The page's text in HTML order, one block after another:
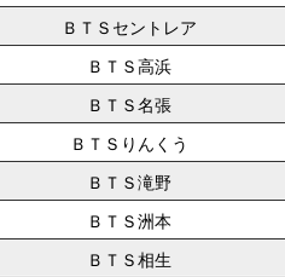
ＢＴＳセントレア
ＢＴＳ高浜
ＢＴＳ名張
ＢＴＳりんくう
ＢＴＳ滝野
ＢＴＳ洲本
ＢＴＳ相生